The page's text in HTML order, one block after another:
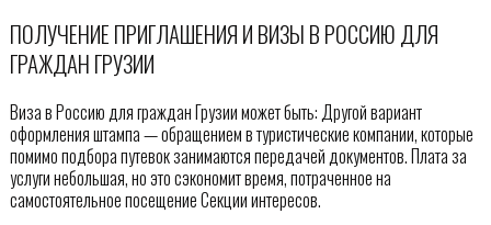
ПОЛУЧЕНИЕ ПРИГЛАШЕНИЯ И ВИЗЫ В РОССИЮ ДЛЯ
ГРАЖДАН ГРУЗИИ
Виза в Россию для граждан Грузии может быть: Другой вариант
оформления штампа — обращением в туристические компании, которые
помимо подбора путевок занимаются передачей документов. Плата за
услуги небольшая, но это сэкономит время, потраченное на
самостоятельное посещение Секции интересов.